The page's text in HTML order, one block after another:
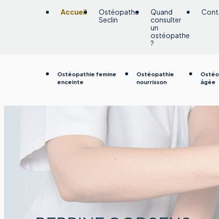
Accueil
Ostéopathe
Seclin
Quand
consulter
un
ostéopathe
?
Ostéopathie femme
enceinte
Ostéopathie
nourrisson
âgée